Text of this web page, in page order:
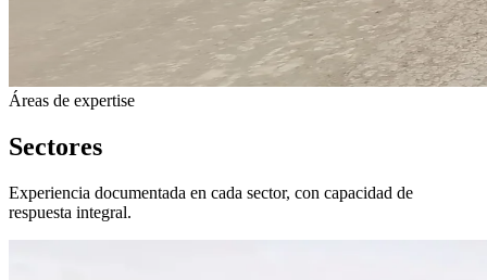
Áreas de expertise
Sectores
Experiencia documentada en cada sector, con capacidad de
respuesta integral.